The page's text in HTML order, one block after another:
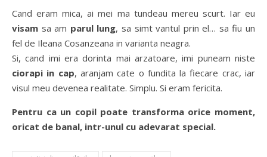
Cand eram mica, ai mei ma tundeau mereu scurt. Iar eu
visam sa am parul lung, sa simt vantul prin el… sa fiu un
fel de Ileana Cosanzeana in varianta neagra.
Si, cand imi era dorinta mai arzatoare, imi puneam niste
ciorapi in cap, aranjam cate o fundita la fiecare crac, iar
visul meu devenea realitate. Simplu. Si eram fericita.
Pentru ca un copil poate transforma orice moment,
oricat de banal, intr-unul cu adevarat special.